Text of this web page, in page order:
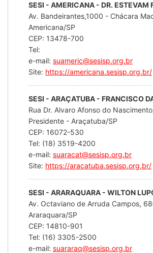
SESI - AMERICANA - DR. ESTEVAM
Av. Bandeirantes,1000 - Chácara
Americana/SP
CEP: 13478-700
Tel:
e-mail: suameric@sesisp.org.br
Site: https://americana.sesisp.org.br/
SESI - ARAÇATUBA - FRANCISCO
Rua Dr. Alvaro Afonso do
Presidente - Araçatuba/SP
CEP: 16072-530
Tel: (18) 3519-4200
e-mail: suaracat@sesisp.org.br
Site: https://aracatuba.sesisp.org.br/
SESI - ARARAQUARA - WILTON
Av. Octaviano de Arruda Campos,
Araraquara/SP
CEP: 14810-901
Tel: (16) 3305-2500
e-mail: suararaq@sesisp.org.br